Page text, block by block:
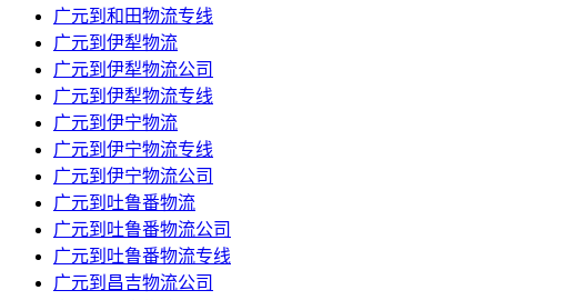
广元到和田物流专线
广元到伊犁物流
广元到伊犁物流公司
广元到伊犁物流专线
广元到伊宁物流
广元到伊宁物流专线
广元到伊宁物流公司
广元到吐鲁番物流
广元到吐鲁番物流公司
广元到吐鲁番物流专线
广元到昌吉物流公司